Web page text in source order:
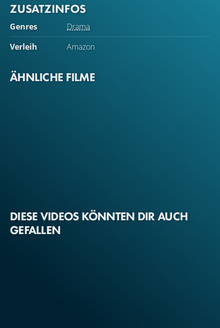
ZUSATZINFOS
Genres
Drama
Verleih
Amazon
ÄHNLICHE FILME
DIESE VIDEOS KÖNNTEN DIR AUCH
GEFALLEN